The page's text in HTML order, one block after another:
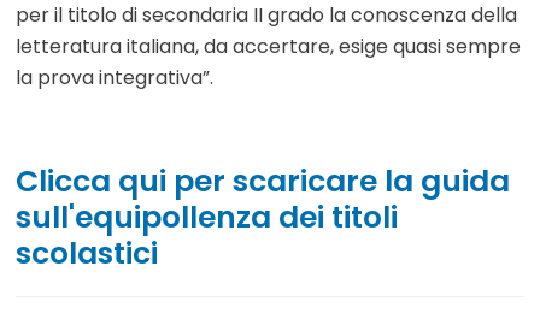
per il titolo di secondaria II grado la conoscenza della
letteratura italiana, da accertare, esige quasi sempre
la prova integrativa”.
Clicca qui per scaricare la guida
sull'equipollenza dei titoli
scolastici